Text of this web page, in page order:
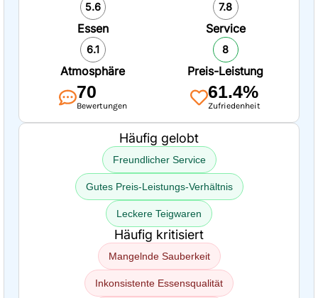
5.6
Essen
7.8
Service
6.1
Atmosphäre
8
Preis-Leistung
70
Bewertungen
61.4%
Zufriedenheit
Häufig gelobt
Freundlicher Service
Gutes Preis-Leistungs-Verhältnis
Leckere Teigwaren
Häufig kritisiert
Mangelnde Sauberkeit
Inkonsistente Essensqualität